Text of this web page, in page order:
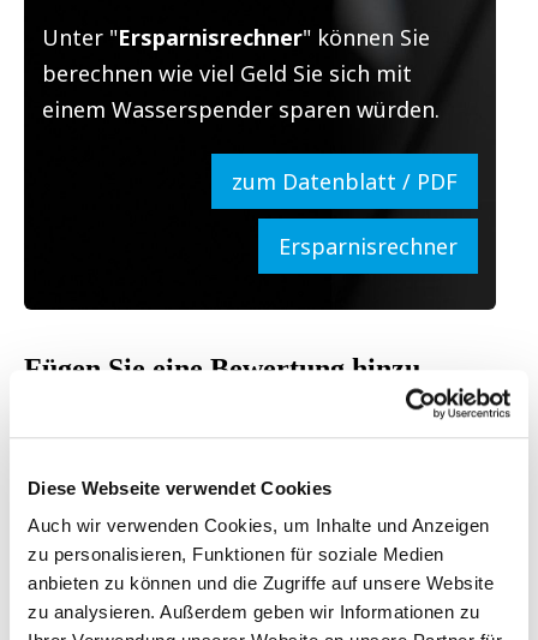
Diese Webseite verwendet Cookies
Auch wir verwenden Cookies, um Inhalte und Anzeigen
zu personalisieren, Funktionen für soziale Medien
anbieten zu können und die Zugriffe auf unsere Website
zu analysieren. Außerdem geben wir Informationen zu
Unter "Ersparnisrechner" können Sie
berechnen wie viel Geld Sie sich mit
einem Wasserspender sparen würden.
zum Datenblatt / PDF
Ersparnisrechner
Fügen Sie eine Bewertung hinzu